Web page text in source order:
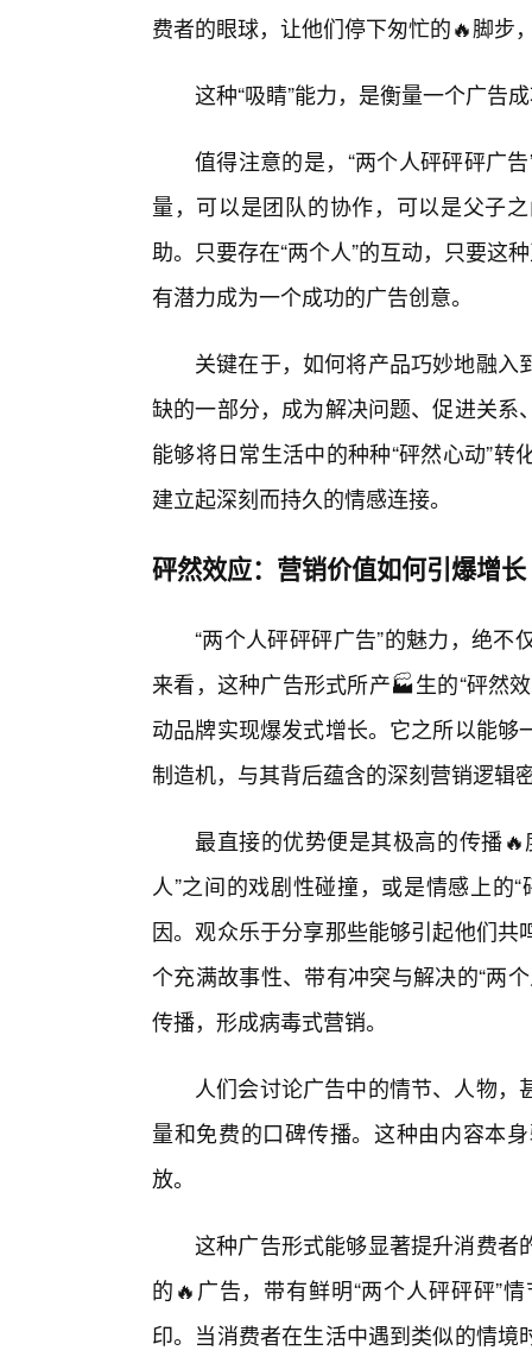
费者的眼球，让他们停下匆忙的🔥脚步
这种“吸睛”能力，是衡量一个广告
值得注意的是，“两个人砰砰砰广
量，可以是团队的协作，可以是父子
助。只要存在“两个人”的互动，只要这
有潜力成为一个成功的广告创意。
关键在于，如何将产品巧妙地融
缺的一部分，成为解决问题、促进关
能够将日常生活中的种种“砰然心动”
建立起深刻而持久的情感连接。
砰然效应：营销价值如何引爆增长
“两个人砰砰砰广告”的魅力，绝
来看，这种广告形式所产🏭生的“砰然
动品牌实现爆发式增长。它之所以能
制造机，与其背后蕴含的深刻营销逻辑
最直接的优势便是其极高的传播
人”之间的戏剧性碰撞，或是情感上的
因。观众乐于分享那些能够引起他们
个充满故事性、带有冲突与解决的“两
传播，形成病毒式营销。
人们会讨论广告中的情节、人物
量和免费的口碑传播。这种由内容本
放。
这种广告形式能够显著提升消费者
的🔥广告，带有鲜明“两个人砰砰砰”
印。当消费者在生活中遇到类似的情